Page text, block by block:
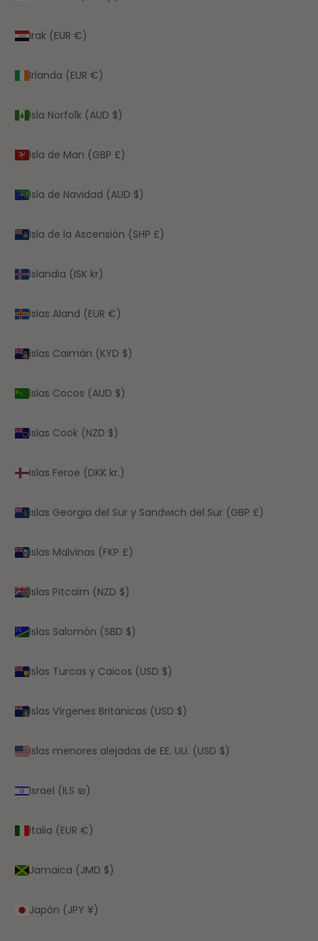
Irak (EUR €)
Irlanda (EUR €)
Isla Norfolk (AUD $)
Isla de Man (GBP £)
Isla de Navidad (AUD $)
Isla de la Ascensión (SHP £)
Islandia (ISK kr)
Islas Aland (EUR €)
Islas Caimán (KYD $)
Islas Cocos (AUD $)
Islas Cook (NZD $)
Islas Feroe (DKK kr.)
Islas Georgia del Sur y Sandwich del Sur (GBP £)
Islas Malvinas (FKP £)
Islas Pitcairn (NZD $)
Islas Salomón (SBD $)
Islas Turcas y Caicos (USD $)
Islas Vírgenes Británicas (USD $)
Islas menores alejadas de EE. UU. (USD $)
Israel (ILS ₪)
Italia (EUR €)
Jamaica (JMD $)
Japón (JPY ¥)